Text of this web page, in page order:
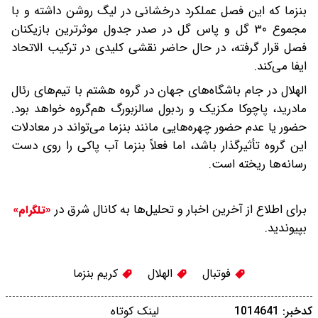
بنزما که این فصل عملکرد درخشانی در لیگ روشن داشته و با
مجموع ۳۰ گل و پاس گل در صدر جدول موثرترین بازیکنان
فصل قرار گرفته، در حال حاضر نقشی کلیدی در ترکیب الاتحاد
ایفا می‌کند.
الهلال در جام باشگاه‌های جهان در گروه هشتم با تیم‌های رئال
مادرید، پاچوکا مکزیک و ردبول سالزبورگ هم‌گروه خواهد بود.
حضور یا عدم حضور چهره‌هایی مانند بنزما می‌تواند در معادلات
این گروه تأثیرگذار باشد، اما فعلاً بنزما آب پاکی را روی دست
رسانه‌ها ریخته است.
برای اطلاع از آخرین اخبار و تحلیل‌ها به کانال شرق در «تلگرام»
بپیوندید.
فوتبال الهلال کریم بنزما
لینک کوتاه کدخبر: 1014641